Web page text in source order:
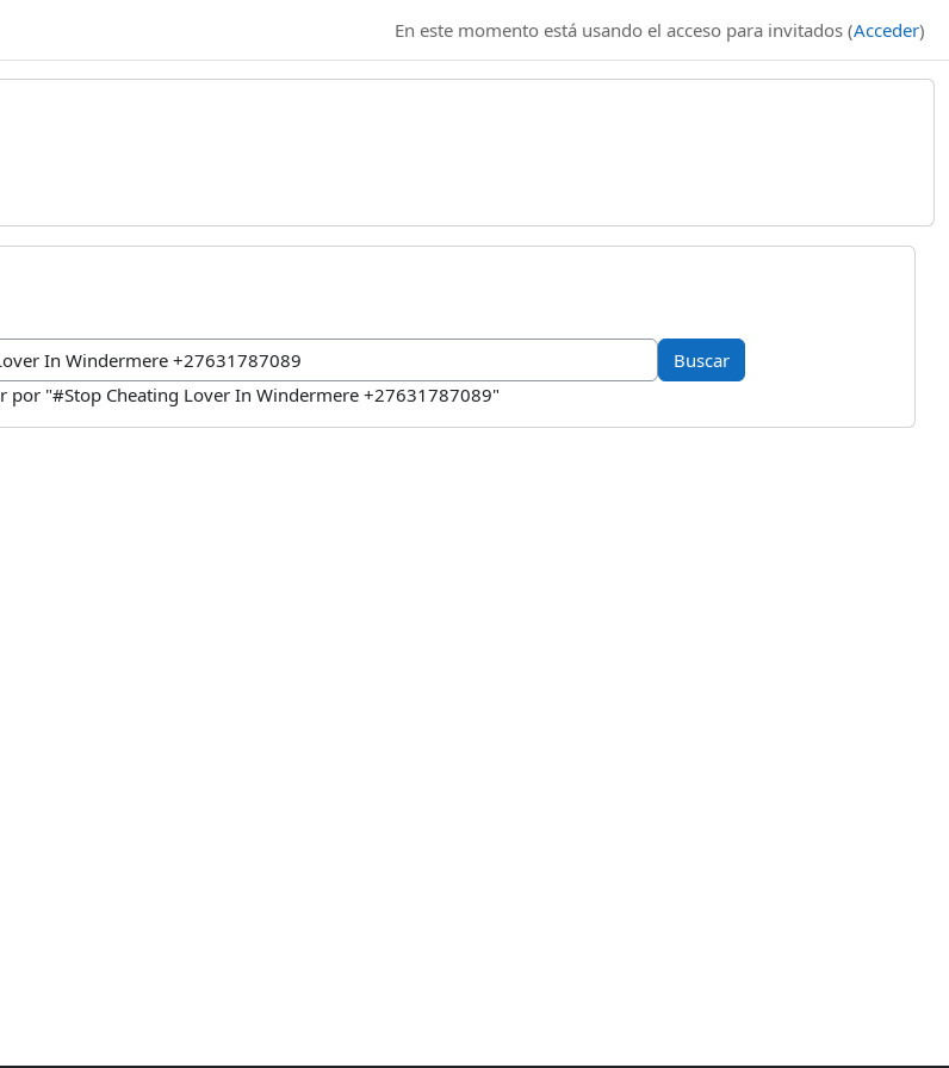
En este momento está usando el acceso para invitados (Acceder)
por "#Stop Cheating Lover In Windermere +27631787089"